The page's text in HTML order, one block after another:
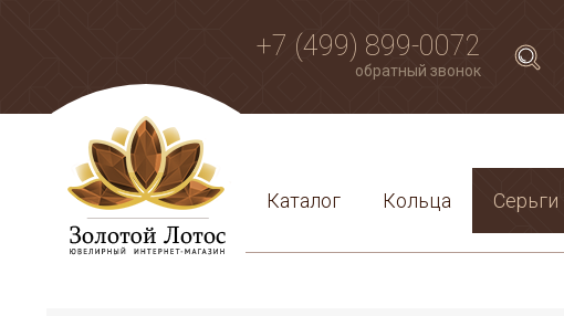
+7 (499) 899-0072
обратный звонок
Каталог Кольца Серьги